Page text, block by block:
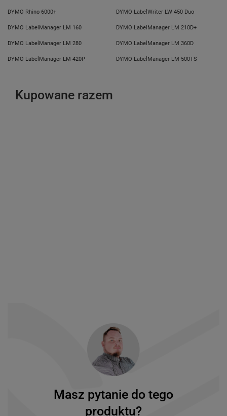
DYMO Rhino 6000+ DYMO LabelWriter LW 450 Duo
DYMO LabelManager LM 160 DYMO LabelManager LM 210D+
DYMO LabelManager LM 280 DYMO LabelManager LM 360D
DYMO LabelManager LM 420P DYMO LabelManager LM 500TS
Kupowane razem
Masz pytanie do tego
produktu?